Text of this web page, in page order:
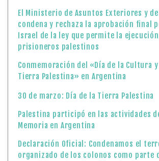
El Ministerio de Asuntos Exteriores y
condena y rechaza la aprobación final
Israel de la ley que permite la
prisioneros palestinos
Conmemoración del «Día de la Cultura y
Tierra Palestina» en Argentina
30 de marzo: Día de la Tierra Palestina
Palestina participó en las actividades
Memoria en Argentina
Declaración Oficial: Condenamos el
organizado de los colonos como parte